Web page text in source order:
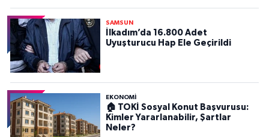
SAMSUN
İlkadım’da 16.800 Adet
Uyuşturucu Hap Ele Geçirildi
EKONOMİ
🏠 TOKİ Sosyal Konut Başvurusu:
Kimler Yararlanabilir, Şartlar
Neler?